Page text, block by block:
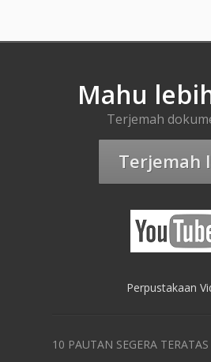
Mahu
Terjemah
Terjemah
Perpustakaan
10 PAUTAN SEGERA